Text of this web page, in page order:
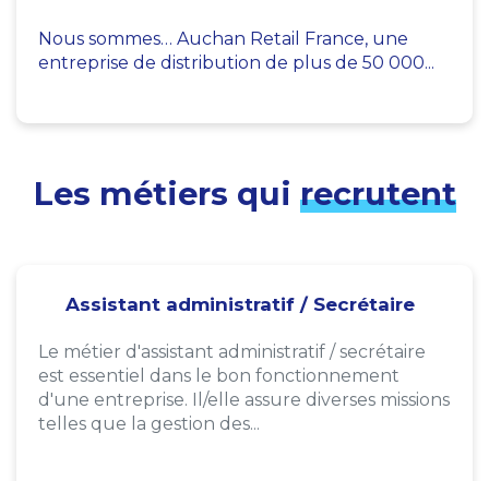
Nous sommes… Auchan Retail France, une
entreprise de distribution de plus de 50 000...
Les métiers qui recrutent
Assistant administratif / Secrétaire
Le métier d'assistant administratif / secrétaire
est essentiel dans le bon fonctionnement
d'une entreprise. Il/elle assure diverses missions
telles que la gestion des...